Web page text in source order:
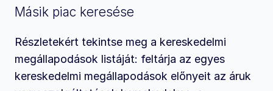
Másik piac keresése
Részletekért tekintse meg a kereskedelmi
megállapodások listáját: feltárja az egyes
kereskedelmi megállapodások előnyeit az áruk